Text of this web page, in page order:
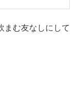
まむ友なしにして